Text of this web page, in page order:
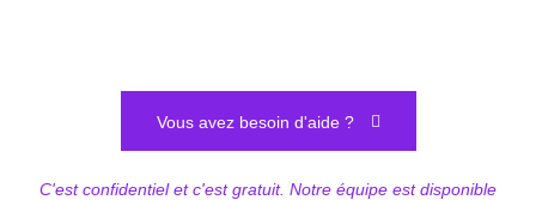
Vous avez besoin d'aide ?
C'est confidentiel et c'est gratuit. Notre équipe est disponible